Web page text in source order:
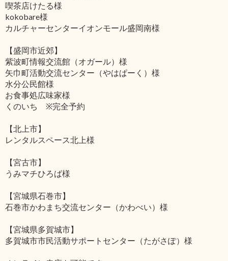
喫茶店けたる様
kokobare様
カルチャーセンターイオンモール盛岡南様
【盛岡市近郊】
紫波町情報交流館（オガール）様
矢巾町活動交流センター（やはぱーく）様
水分公民館様
お食事処広味家様
くのいち ※完全予約
【北上市】
レンタルスペース北上様
【宮古市】
うみマチひろば様
【宮城県石巻市】
石巻市かわまち交流センター（かわべい）様
【宮城県多賀城市】
多賀城市市民活動サポートセンター（たがさぽ）様